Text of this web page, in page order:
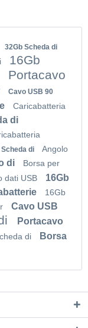
32Gb Scheda di
16Gb
Portacavo
Cavo USB 90
Caricabatteria
di
Scheda di
Angolo
di Borsa per
dati USB
16Gb
16Gb
Cavo USB
Portacavo
di
Borsa